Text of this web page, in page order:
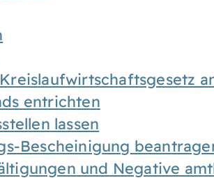
entrichten
lassen
Bescheinigung
und Negative